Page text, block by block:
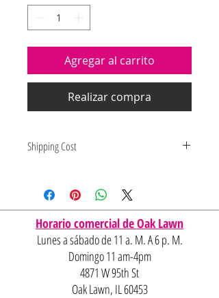
Agregar al carrito
Realizar compra
Shipping Cost
for IL and IN. State to state
shipping may be an additional cost.
Horario comercial de Oak Lawn
Lunes a sábado de 11 a. M. A 6 p. M.
Domingo 11 am-4pm
4871 W 95th St
Oak Lawn, IL 60453